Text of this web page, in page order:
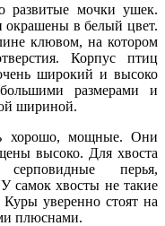
развитые мочки ушек.
в белый цвет.
клювом, на котором
Корпус птиц
широкий и высоко
размерами и
шириной.
хорошо, мощные. Они
высоко. Для хвоста
перья,
самок хвосты не такие
уверенно стоят на
плюснами.